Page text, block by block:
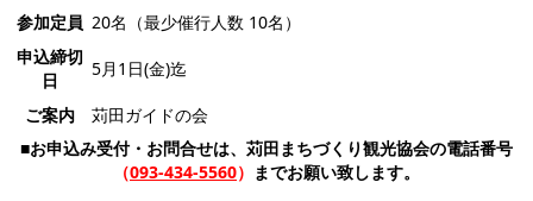
参加定員 20名（最少催行人数 10名）
申込締切
日
5月1日(金)迄
ご案内
苅田ガイドの会
■お申込み受付・お問合せは、苅田まちづくり観光協会の電話番号
（093-434-5560） までお願い致します。